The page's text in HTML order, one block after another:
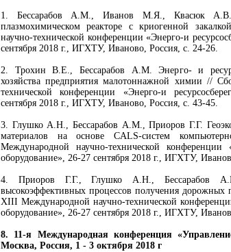
1. Бессарабов А.М., Иванов М.Я., Квасюк
плазмохимическом реакторе с криогенной
научно-технической конференции «Энерго-и
сентября 2018 г., ИГХТУ, Иваново, Россия, с. 24-26.
2. Трохин В.Е., Бессарабов А.М. Энерго- и
хозяйства предприятия малотоннажной химии //
технической конференции «Энерго-и
сентября 2018 г., ИГХТУ, Иваново, Россия, с. 43-45.
3. Глушко А.Н., Бессарабов А.М., Приоров Г.Г.
материалов на основе CALS-систем
Международной научно-технической конференции
оборудование», 26-27 сентября 2018 г., ИГХТУ,
4. Приоров Г.Г., Глушко А.Н., Бессарабов А.М.
высокоэффективных процессов получения
XIII Международной научно-технической
оборудование», 26-27 сентября 2018 г., ИГХТУ,
8. 11-я Международная конференция
Москва, Россия, 1 - 3 октября 2018 г